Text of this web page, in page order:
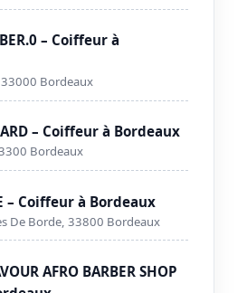
– Coiffeur à
33000 Bordeaux
– Coiffeur à Bordeaux
Bordeaux
– Coiffeur à Bordeaux
De Borde, 33800 Bordeaux
AFRO BARBER SHOP